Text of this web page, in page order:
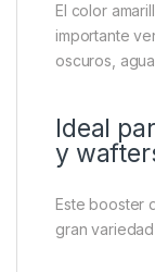
El color
importante
oscuros,
Ideal
y
Este booster
gran